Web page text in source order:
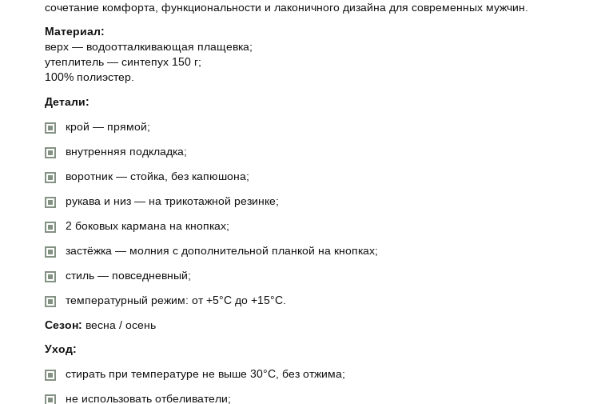
сочетание комфорта, функциональности и лаконичного дизайна для современных мужчин.
Материал:
верх — водоотталкивающая плащевка;
утеплитель — синтепух 150 г;
100% полиэстер.
Детали:
крой — прямой;
внутренняя подкладка;
воротник — стойка, без капюшона;
рукава и низ — на трикотажной резинке;
2 боковых кармана на кнопках;
застёжка — молния с дополнительной планкой на кнопках;
стиль — повседневный;
температурный режим: от +5°C до +15°C.
Сезон: весна / осень
Уход:
стирать при температуре не выше 30°C, без отжима;
не использовать отбеливатели;